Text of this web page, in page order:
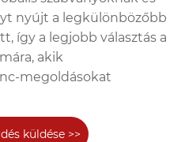
nyújt a legkülönbözőbb
így a legjobb választás a
akik
megoldásokat
küldése >>